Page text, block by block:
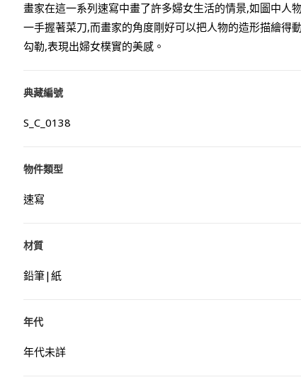
畫家在這一系列速寫中畫了許多婦女生活的情景,如圖中人
一手握著菜刀,而畫家的角度剛好可以把人物的造形描繪得
勾勒,表現出婦女樸實的美感。
典藏編號
S_C_0138
物件類型
速寫
材質
鉛筆|紙
年代
年代未詳